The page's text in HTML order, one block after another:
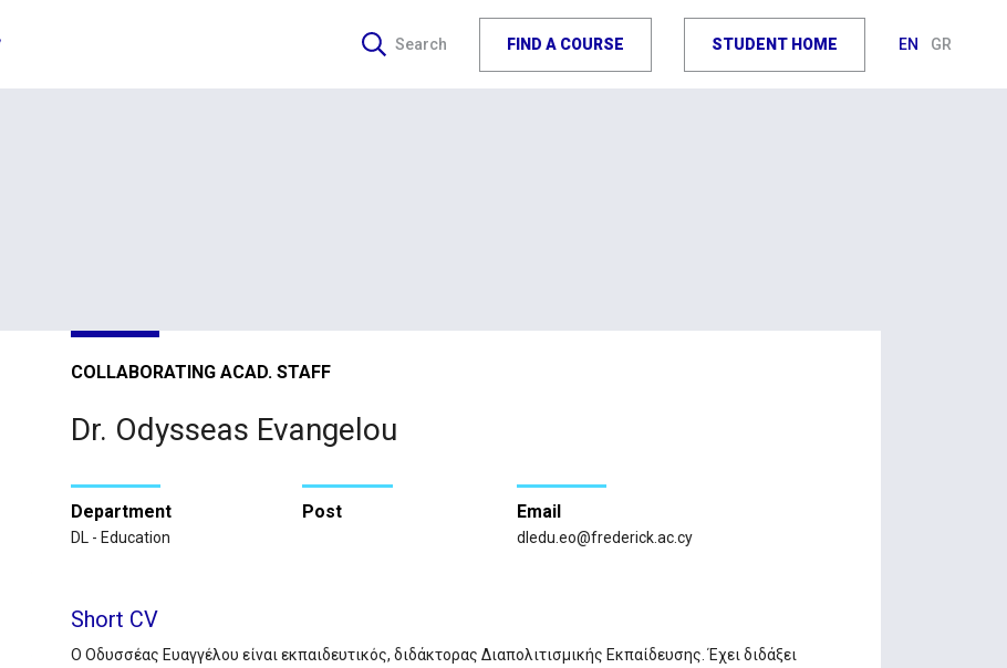
Search FIND A COURSE STUDENT HOME EN GR
COLLABORATING ACAD. STAFF
Dr. Odysseas Evangelou
Department
DL - Education
Post Email
dledu.eo@frederick.ac.cy
Short CV
Ο Οδυσσέας Ευαγγέλου είναι εκπαιδευτικός, διδάκτορας Διαπολιτισμικής Εκπαίδευσης. Έχει διδάξει